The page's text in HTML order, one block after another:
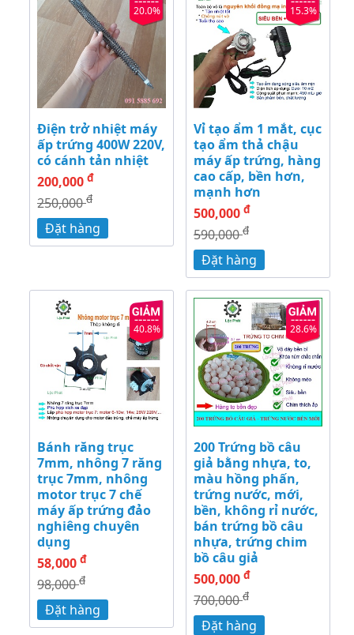
20.0%
Điện trở nhiệt máy
ấp trứng 400W 220V,
có cánh tản nhiệt
200,000 đ
250,000đ
Đặt hàng
15.3%
Vỉ tạo ẩm 1 mắt, cục
tạo ẩm thả chậu
máy ấp trứng, hàng
cao cấp, bền hơn,
mạnh hơn
500,000 đ
590,000đ
Đặt hàng
40.8%
Bánh răng trục
7mm, nhông 7 răng
trục 7mm, nhông
motor trục 7 chế
máy ấp trứng đảo
nghiêng chuyên
dụng
58,000 đ
98,000đ
Đặt hàng
28.6%
200 Trứng bồ câu
giả bằng nhựa, to,
màu hồng phấn,
trứng nước, mới,
bền, không rỉ nước,
bán trứng bồ câu
nhựa, trứng chim
bồ câu giả
500,000 đ
700,000đ
Đặt hàng